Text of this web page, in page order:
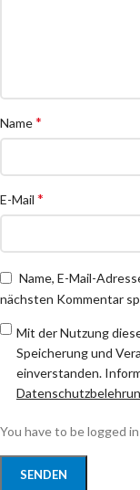
Name*
E-Mail *
Name, E-Mail-
nächsten Kommentar
Mit der Nutzung
Speicherung und
einverstanden.
You have to be logged